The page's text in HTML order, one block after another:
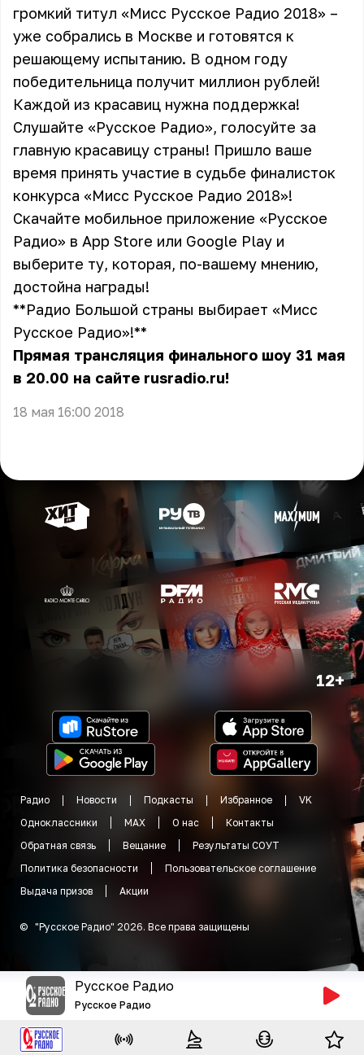
громкий титул «Мисс Русское Радио 2018» –
уже собрались в Москве и готовятся к
решающему испытанию. В одном году
победительница получит миллион рублей!
Каждой из красавиц нужна поддержка!
Слушайте «Русское Радио», голосуйте за
главную красавицу страны! Пришло ваше
время принять участие в судьбе финалисток
конкурса «Мисс Русское Радио 2018»!
Скачайте мобильное приложение «Русское
Радио» в App Store или Google Play и
выберите ту, которая, по-вашему мнению,
достойна награды!
**Радио Большой страны выбирает «Мисс
Русское Радио»! **
Прямая трансляция финального шоу 31 мая
в 20.00 на сайте rusradio.ru!
18 мая 16:00 2018
12+
Радио Новости Подкасты Избранное
VK
Одноклассники
MAX О нас
Контакты
Обратная связь
Вещание
Результаты СОУТ
Политика безопасности
Пользовательское соглашение
Выдача призов
Акции
© "Русское Радио" 2026. Все права защищены
Русское Радио
Русское Радио